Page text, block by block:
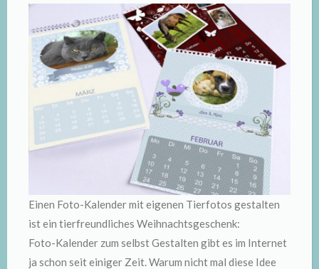
Einen Foto-Kalender mit eigenen Tierfotos gestalten
ist ein tierfreundliches Weihnachtsgeschenk:
Foto-Kalender zum selbst Gestalten gibt es im Internet
ja schon seit einiger Zeit. Warum nicht mal diese Idee